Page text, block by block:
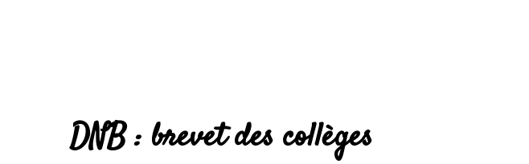
DNB : brevet des collèges